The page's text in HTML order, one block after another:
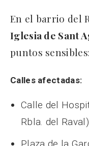
En el barrio del
Iglesia de Sant
puntos sensibles:
Calles afectadas:
Calle del
Rbla. del Raval)
Plaza de la